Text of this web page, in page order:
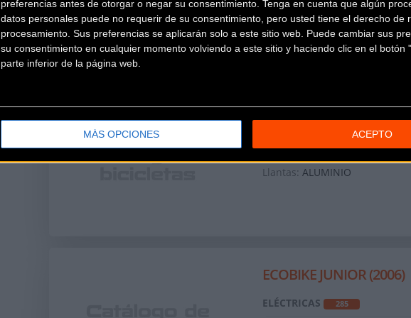
preferencias antes de otorgar o negar su consentimiento. Tenga en cuenta que algún
datos personales puede no requerir de su consentimiento, pero usted tiene el derecho de
procesamiento. Sus preferencias se aplicarán solo a este sitio web. Puede cambiar sus
su consentimiento en cualquier momento volviendo a este sitio y haciendo clic en el botón
parte inferior de la página web.
MÁS OPCIONES ACEPTO
Llantas:ALUMINIO
ECOBIKE PROFESIONAL
ELÉCTRICAS 325
Llantas: ALUMINIO
ECOBIKE JUNIOR (2006)
ELÉCTRICAS 285